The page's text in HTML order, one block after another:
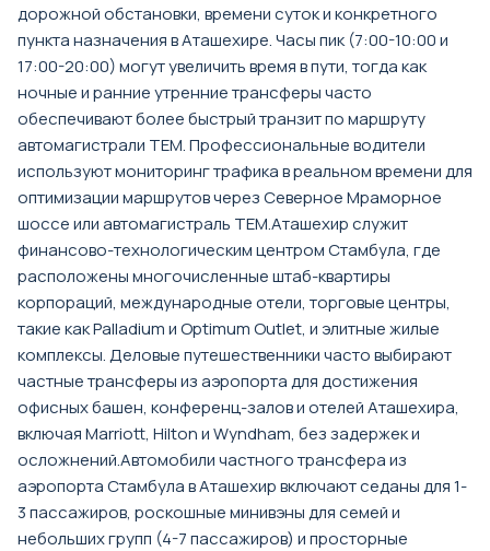
дорожной обстановки, времени суток и конкретного
пункта назначения в Аташехире. Часы пик (7:00-10:00 и
17:00-20:00) могут увеличить время в пути, тогда как
ночные и ранние утренние трансферы часто
обеспечивают более быстрый транзит по маршруту
автомагистрали TEM. Профессиональные водители
используют мониторинг трафика в реальном времени для
оптимизации маршрутов через Северное Мраморное
шоссе или автомагистраль TEM.Аташехир служит
финансово-технологическим центром Стамбула, где
расположены многочисленные штаб-квартиры
корпораций, международные отели, торговые центры,
такие как Palladium и Optimum Outlet, и элитные жилые
комплексы. Деловые путешественники часто выбирают
частные трансферы из аэропорта для достижения
офисных башен, конференц-залов и отелей Аташехира,
включая Marriott, Hilton и Wyndham, без задержек и
осложнений.Автомобили частного трансфера из
аэропорта Стамбула в Аташехир включают седаны для 1-
3 пассажиров, роскошные минивэны для семей и
небольших групп (4-7 пассажиров) и просторные